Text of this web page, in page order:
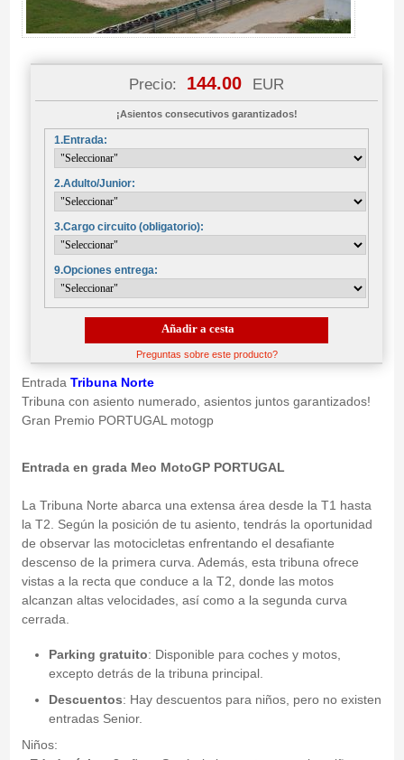
Precio: 144.00 EUR
¡Asientos consecutivos garantizados!
1.Entrada:
2.Adulto/Junior:
3.Cargo circuito (obligatorio):
9.Opciones entrega:
Preguntas sobre este producto?
Entrada Tribuna Norte
Tribuna con asiento numerado, asientos juntos garantizados!
Gran Premio PORTUGAL motogp
Entrada en grada Meo MotoGP PORTUGAL
La Tribuna Norte abarca una extensa área desde la T1 hasta
la T2. Según la posición de tu asiento, tendrás la oportunidad
de observar las motocicletas enfrentando el desafiante
descenso de la primera curva. Además, esta tribuna ofrece
vistas a la recta que conduce a la T2, donde las motos
alcanzan altas velocidades, así como a la segunda curva
cerrada.
Parking gratuito: Disponible para coches y motos,
excepto detrás de la tribuna principal.
Descuentos: Hay descuentos para niños, pero no existen
entradas Senior.
Niños: